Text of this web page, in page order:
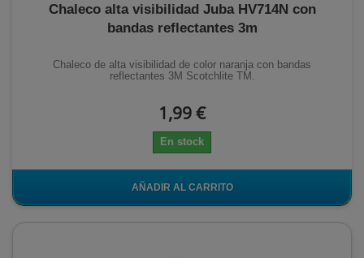
Chaleco alta visibilidad Juba HV714N con
bandas reflectantes 3m
Chaleco de alta visibilidad de color naranja con bandas
reflectantes 3M Scotchlite TM.
1,99 €
En stock
AÑADIR AL CARRITO